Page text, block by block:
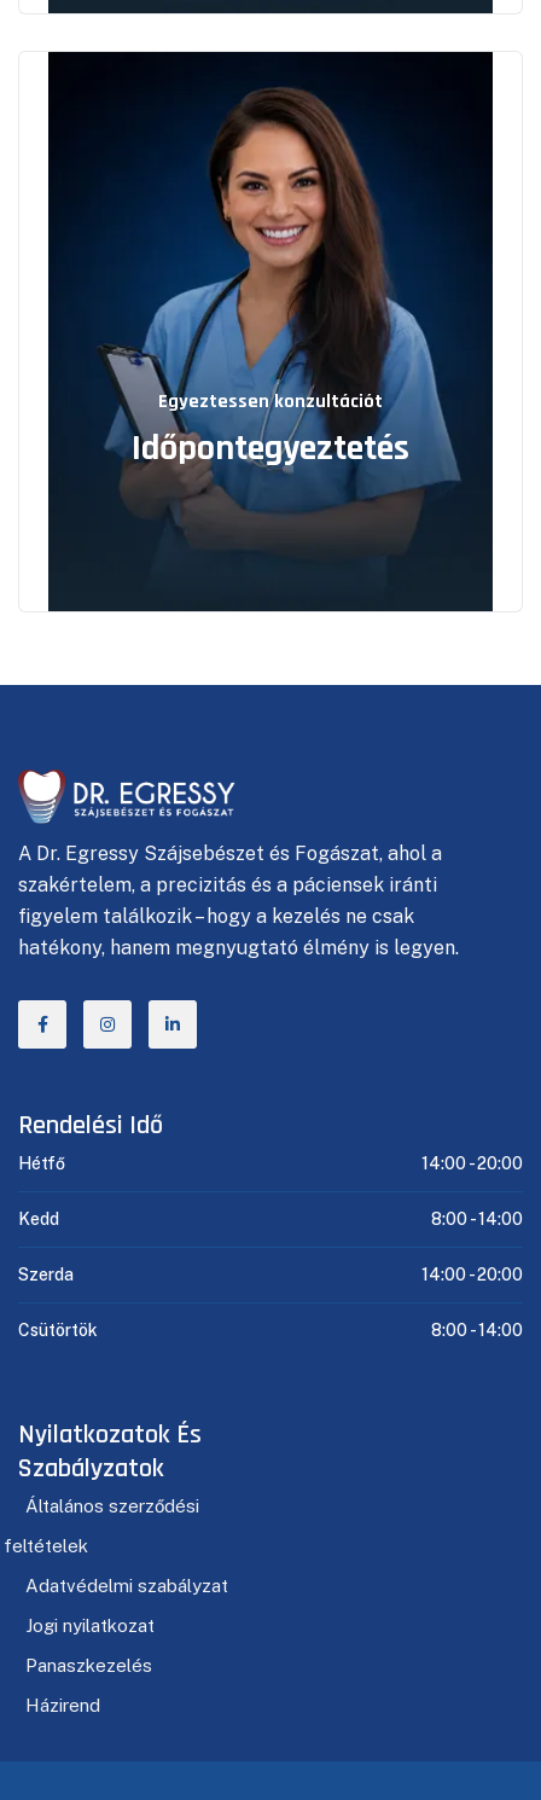
Egyeztessen konzultációt
Időpontegyeztetés
A Dr. Egressy Szájsebészet és Fogászat, ahol a
szakértelem, a precizitás és a páciensek iránti
figyelem találkozik – hogy a kezelés ne csak
hatékony, hanem megnyugtató élmény is legyen.
Rendelési Idő
Hétfő 14:00 -20:00
Kedd 8:00 -14:00
Szerda 14:00 -20:00
Csütörtök 8:00 -14:00
Nyilatkozatok És
Szabályzatok
Általános szerződési
feltételek
Adatvédelmi szabályzat
Jogi nyilatkozat
Panaszkezelés
Házirend